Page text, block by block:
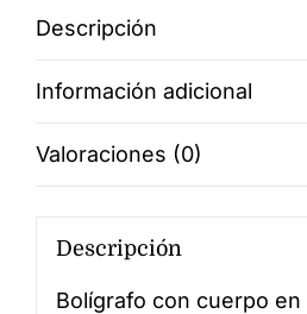
Descripción
Información adicional
Valoraciones (0)
Descripción
Bolígrafo con cuerpo